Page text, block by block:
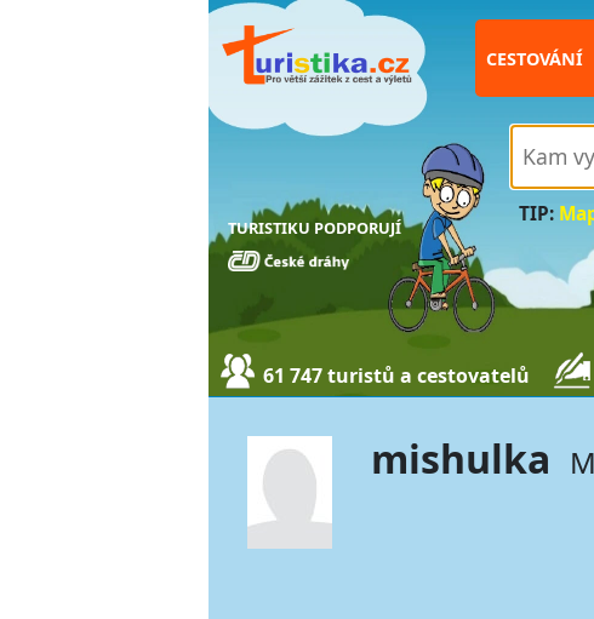
TURISTIKU PODPORUJÍ
CESTOVÁNÍ
TIP:
61 747 turistů a cestovatelů
mishulka